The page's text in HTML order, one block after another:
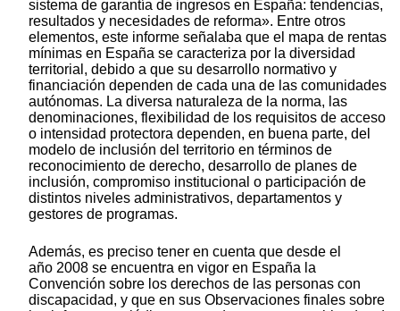
sistema de garantía de ingresos en España: tendencias,
resultados y necesidades de reforma». Entre otros
elementos, este informe señalaba que el mapa de rentas
mínimas en España se caracteriza por la diversidad
territorial, debido a que su desarrollo normativo y
financiación dependen de cada una de las comunidades
autónomas. La diversa naturaleza de la norma, las
denominaciones, flexibilidad de los requisitos de acceso
o intensidad protectora dependen, en buena parte, del
modelo de inclusión del territorio en términos de
reconocimiento de derecho, desarrollo de planes de
inclusión, compromiso institucional o participación de
distintos niveles administrativos, departamentos y
gestores de programas.
Además, es preciso tener en cuenta que desde el
año 2008 se encuentra en vigor en España la
Convención sobre los derechos de las personas con
discapacidad, y que en sus Observaciones finales sobre